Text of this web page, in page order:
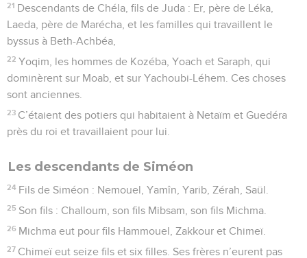
21 Descendants de Chéla, fils de Juda : Er, père de Léka,
Laeda, père de Marécha, et les familles qui travaillent le
byssus à Beth-Achbéa,
22 Yoqim, les hommes de Kozéba, Yoach et Saraph, qui
dominèrent sur Moab, et sur Yachoubi-Léhem. Ces choses
sont anciennes.
23 C’étaient des potiers qui habitaient à Netaïm et Guedéra
près du roi et travaillaient pour lui.
Les descendants de Siméon
24 Fils de Siméon : Nemouel, Yamîn, Yarib, Zérah, Saül.
25 Son fils : Challoum, son fils Mibsam, son fils Michma.
26 Michma eut pour fils Hammouel, Zakkour et Chimeï.
27 Chimeï eut seize fils et six filles. Ses frères n’eurent pas